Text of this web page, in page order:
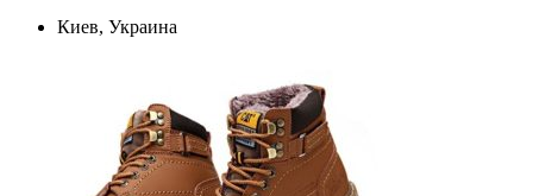
Киев, Украина